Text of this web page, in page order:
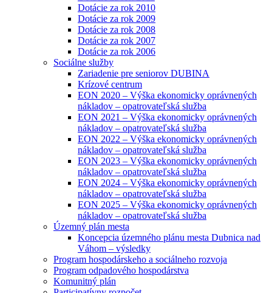
Dotácie za rok 2010
Dotácie za rok 2009
Dotácie za rok 2008
Dotácie za rok 2007
Dotácie za rok 2006
Sociálne služby
Zariadenie pre seniorov DUBINA
Krízové centrum
EON 2020 – Výška ekonomicky oprávnených
nákladov – opatrovateľská služba
EON 2021 – Výška ekonomicky oprávnených
nákladov – opatrovateľská služba
EON 2022 – Výška ekonomicky oprávnených
nákladov – opatrovateľská služba
EON 2023 – Výška ekonomicky oprávnených
nákladov – opatrovateľská služba
EON 2024 – Výška ekonomicky oprávnených
nákladov – opatrovateľská služba
EON 2025 – Výška ekonomicky oprávnených
nákladov – opatrovateľská služba
Územný plán mesta
Koncepcia územného plánu mesta Dubnica nad
Váhom – výsledky
Program hospodárskeho a sociálneho rozvoja
Program odpadového hospodárstva
Komunitný plán